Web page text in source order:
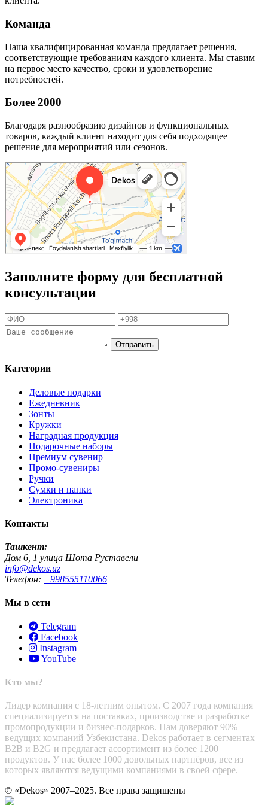
Команда
Наша квалифицированная команда предлагает решения,
соответствующие требованиям каждого клиента. Мы ставим
на первое место качество, сроки и удовлетворение
потребностей.
Более 2000
Благодаря разнообразию дизайнов и функциональных
товаров, каждый клиент находит для себя подходящее
решение для мероприятий или сезонов.
Заполните форму для бесплатной
консультации
Отправить
Категории
Деловые подарки
Ежедневник
Зонты
Кружки
Наградная продукция
Подарочные наборы
Премиум сувенир
Промо-сувениры
Ручки
Сумки и папки
Электроника
Контакты
Ташкент:
Дом 6, 1 улица Шота Руставели
info@dekos.uz
Телефон: +998555110066
Мы в сети
Telegram
Facebook
Instagram
YouTube
Кто мы?
Лидер компания с 18-летним опытом. С 2007 года компания
специализируется на поставках, производстве и разработке
промопродукции и бизнес-подарков. Нам доверяют 90%
ведущих компаний Узбекистана. Dekos работает в сегментах
B2B и B2G и предлагает ассортимент из более 1200
продуктов. У нас более 1000 довольных партнёров, все из
которых являются ведущими компаниями в своей сфере.
© «Dekos» 2007–2025. Все права защищены